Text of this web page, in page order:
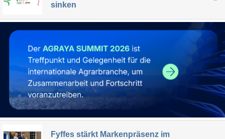
sinken
Fyffes stärkt Markenpräsenz im